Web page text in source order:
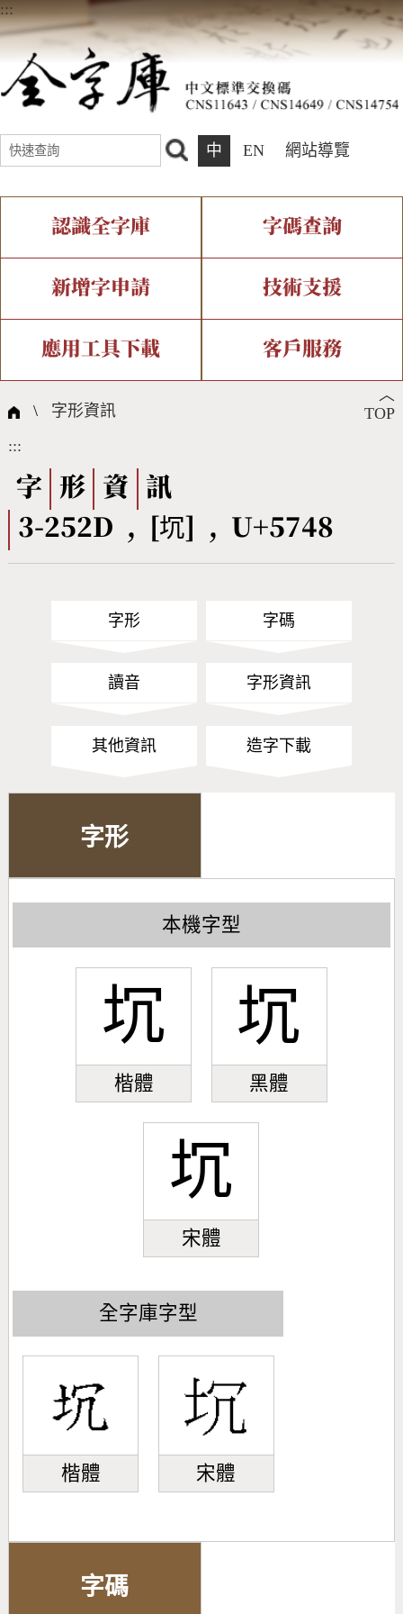
:::
中 EN 網站導覽
認識全字庫
全字庫介紹 全字庫現況
中文碼介紹 專有名詞介紹
國際字碼相關組織
字碼查詢
IDS查詢 部件查詢
複合查詢 注音查詢
筆畫查詢
筆順序查詢
CNS查詢 Unicode查詢
新增字申請
新字申請處理流程
技術支援
字形即時顯示 造字解決方案
全字庫授權 轉碼Web Service
應用工具下載
個人電腦造字處理工具
字形下載
客戶服務
問題集
熱門查詢統計
︿
TOP
\ 字形資訊
:::
字 形 資
訊
3-252D , [坈] , U+5748
字形 字碼
讀音 字形資訊
其他資訊 造字下載
字形
本機字型
坈
楷體
坈
黑體
坈
宋體
全字庫字型
楷體 宋體
字碼